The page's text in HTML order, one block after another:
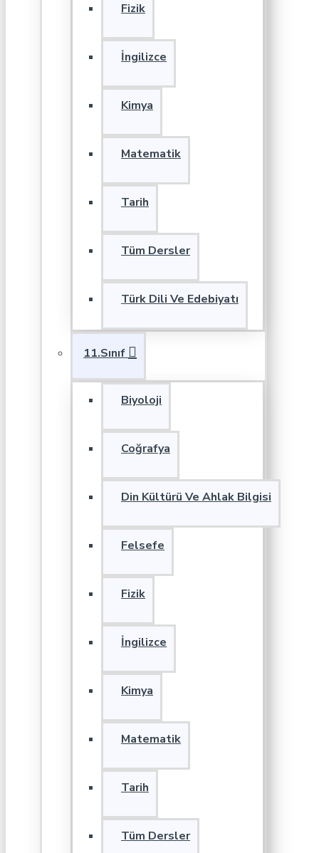
Fizik
İngilizce
Kimya
Matematik
Tarih
Tüm Dersler
Türk Dili Ve Edebiyatı
11.Sınıf
Biyoloji
Coğrafya
Din Kültürü Ve Ahlak Bilgisi
Felsefe
Fizik
İngilizce
Kimya
Matematik
Tarih
Tüm Dersler